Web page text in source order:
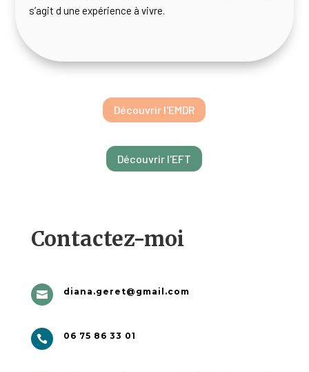
s’agit d une expérience à vivre.
Découvrir l'EMDR
Découvrir l'EFT
Contactez-moi
 diana.geret@gmail.com
 06 75 86 33 01